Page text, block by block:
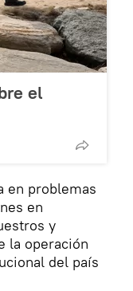
el
en problemas
en
y
la operación
del país